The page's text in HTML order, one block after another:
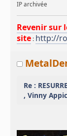
IP archivée
Revenir sur
site : http://
Re :
, Vinny